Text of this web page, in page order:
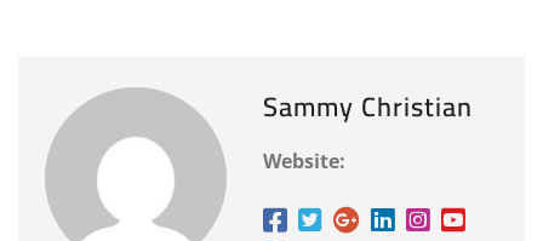
Sammy Christian
Website: